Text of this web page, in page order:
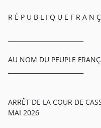
R É P U B L I Q U E F R A N
AU NOM DU PEUPLE
ARRÊT DE LA COUR DE
MAI 2026